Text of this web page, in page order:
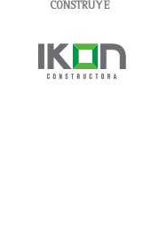
CONSTRUYE